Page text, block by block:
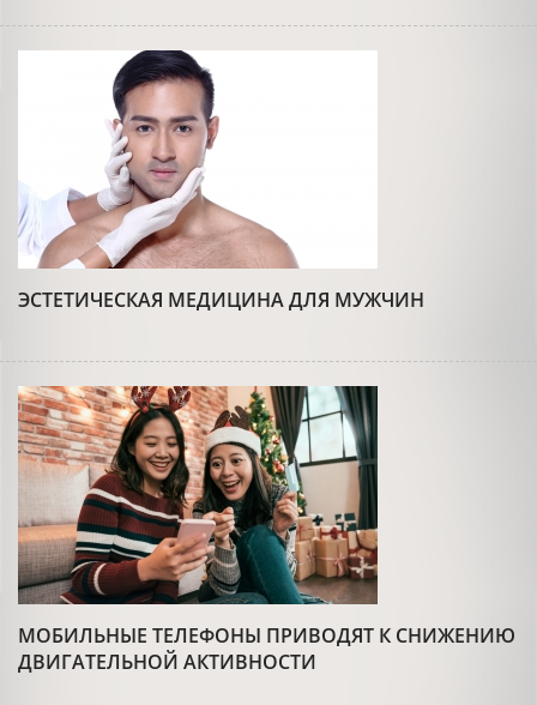
ЭСТЕТИЧЕСКАЯ МЕДИЦИНА ДЛЯ МУЖЧИН
МОБИЛЬНЫЕ ТЕЛЕФОНЫ ПРИВОДЯТ К СНИЖЕНИЮ
ДВИГАТЕЛЬНОЙ АКТИВНОСТИ